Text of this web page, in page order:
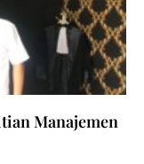
Manajemen